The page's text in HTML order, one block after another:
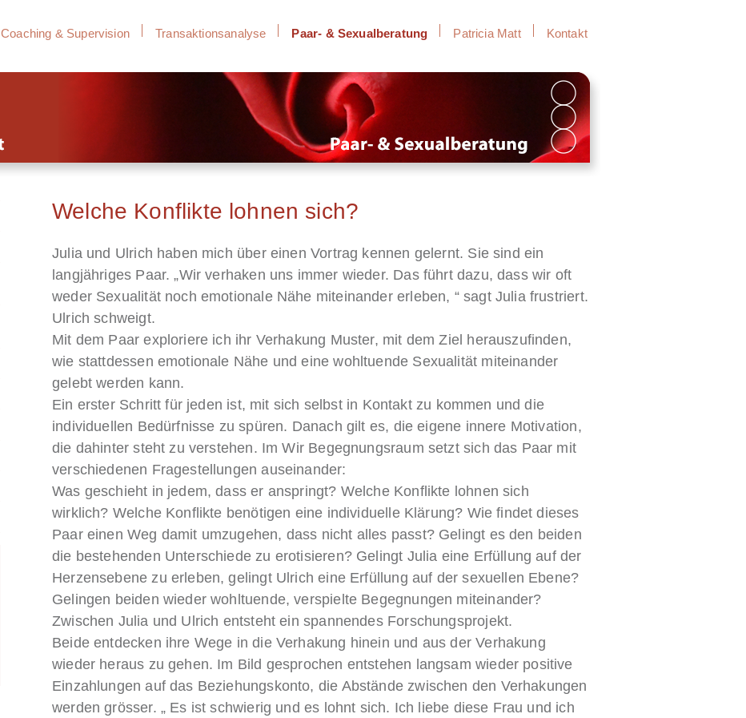
Coaching & Supervision Transaktionsanalyse Paar- & Sexualberatung Patricia Matt Kontakt
Welche Konflikte lohnen sich?
Julia und Ulrich haben mich über einen Vortrag kennen gelernt. Sie sind ein
langjähriges Paar. „Wir verhaken uns immer wieder. Das führt dazu, dass wir oft
weder Sexualität noch emotionale Nähe miteinander erleben, “ sagt Julia frustriert.
Ulrich schweigt.
Mit dem Paar exploriere ich ihr Verhakung Muster, mit dem Ziel herauszufinden,
wie stattdessen emotionale Nähe und eine wohltuende Sexualität miteinander
gelebt werden kann.
Ein erster Schritt für jeden ist, mit sich selbst in Kontakt zu kommen und die
individuellen Bedürfnisse zu spüren. Danach gilt es, die eigene innere Motivation,
die dahinter steht zu verstehen. Im Wir Begegnungsraum setzt sich das Paar mit
verschiedenen Fragestellungen auseinander:
Was geschieht in jedem, dass er anspringt? Welche Konflikte lohnen sich
wirklich? Welche Konflikte benötigen eine individuelle Klärung? Wie findet dieses
Paar einen Weg damit umzugehen, dass nicht alles passt? Gelingt es den beiden
die bestehenden Unterschiede zu erotisieren? Gelingt Julia eine Erfüllung auf der
Herzensebene zu erleben, gelingt Ulrich eine Erfüllung auf der sexuellen Ebene?
Gelingen beiden wieder wohltuende, verspielte Begegnungen miteinander?
Zwischen Julia und Ulrich entsteht ein spannendes Forschungsprojekt.
Beide entdecken ihre Wege in die Verhakung hinein und aus der Verhakung
wieder heraus zu gehen. Im Bild gesprochen entstehen langsam wieder positive
Einzahlungen auf das Beziehungskonto, die Abstände zwischen den Verhakungen
werden grösser. „ Es ist schwierig und es lohnt sich. Ich liebe diese Frau und ich